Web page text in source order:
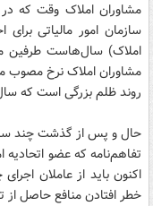
سازمان امور مالیاتی
املاک) سال‌هاست طرفین
مشاوران املاک نرخ مصوب
روند ظلم بزرگی است که
حال و پس از گذشت چند سال
تفاهم‌نامه که عضو اتحادیه
اکنون باید از عاملان
خطر افتادن منافع حاصل از